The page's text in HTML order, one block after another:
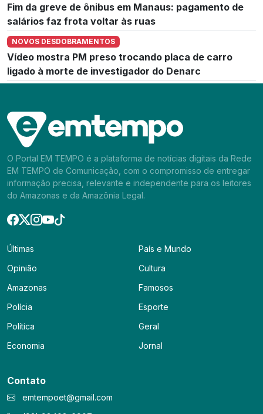
Fim da greve de ônibus em Manaus: pagamento de
salários faz frota voltar às ruas
NOVOS DESDOBRAMENTOS
Vídeo mostra PM preso trocando placa de carro
ligado à morte de investigador do Denarc
O Portal EM TEMPO é a plataforma de notícias digitais da Rede
EM TEMPO de Comunicação, com o compromisso de entregar
informação precisa, relevante e independente para os leitores
do Amazonas e da Amazônia Legal.
Últimas
Opinião
Amazonas
Polícia
Política
Economia
País e Mundo
Cultura
Famosos
Esporte
Geral
Jornal
Contato
emtempoet@gmail.com